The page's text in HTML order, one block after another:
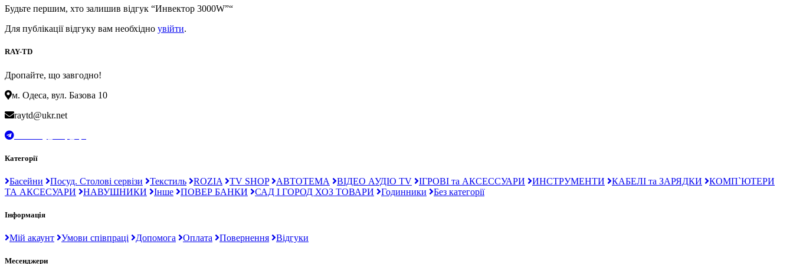
Будьте першим, хто залишив відгук “Инвектор 3000W”“
Для публікації відгуку вам необхідно увійти.
RAY-TD
Дропайте, що завгодно!
м. Одеса, вул. Базова 10
raytd@ukr.net
Категорії
Басейни Посуд. Столові сервізи Текстиль ROZIA TV SHOP АВТОТЕМА ВІДЕО АУДІО TV ІГРОВІ та АКСЕССУАРИ ИНСТРУМЕНТИ КАБЕЛІ та ЗАРЯДКИ
КОМП`ЮТЕРИ
ТА АКСЕСУАРИ
НАВУШНИКИ Інше ПОВЕР БАНКИ САД І ГОРОД ХОЗ ТОВАРИ Годинники Без категорії
Інформація
Мій акаунт Умови співпраці Допомога Оплата Повернення Відгуки
Месенджери